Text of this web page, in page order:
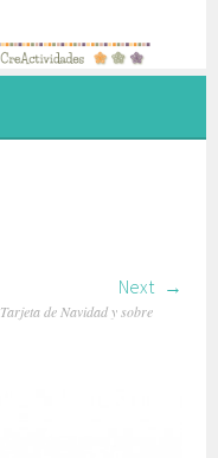
Next
Tarjeta de Navidad y sobre